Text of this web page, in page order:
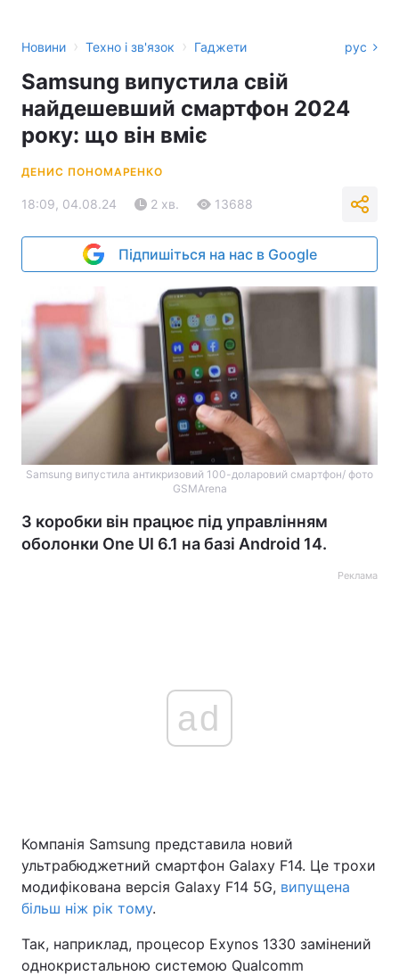
Новини › Техно і зв'язок › Гаджети рус
Samsung випустила свій
найдешевший смартфон 2024
року: що він вміє
ДЕНИС ПОНОМАРЕНКО
18:09, 04.08.24 2 хв. 13688
Підпишіться на нас в Google
Samsung випустила антикризовий 100-доларовий смартфон/ фото
GSMArena
З коробки він працює під управлінням
оболонки One UI 6.1 на базі Android 14.
Реклама
ad
Компанія Samsung представила новий
ультрабюджетний смартфон Galaxy F14. Це трохи
модифікована версія Galaxy F14 5G, випущена
більш ніж рік тому.
Так, наприклад, процесор Exynos 1330 замінений
однокристальною системою Qualcomm